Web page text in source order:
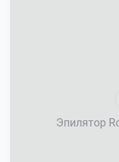
Эпилятор